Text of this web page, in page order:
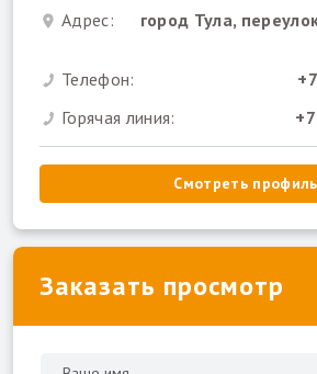
Адрес:
город Тула,
Телефон:
Горячая линия:
Смотреть профиль
Заказать просмотр